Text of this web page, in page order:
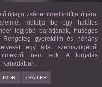
újfajta zsánerfilmet indítja útjára,
mutatja be egy halálos
legjobb barátjának, hűséges
Rengeteg gyerekfilm és néhány
egy állat szemszögéből
nem sok. A forgatás
Kanadában.
IMDB TRAILER